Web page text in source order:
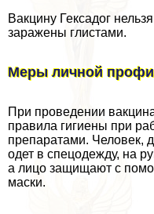
Вакцину Гексадог
заражены глистами.
Меры личной
При проведении
правила гигиены при
препаратами. Человек,
одет в спецодежду, на
а лицо защищают с
маски.